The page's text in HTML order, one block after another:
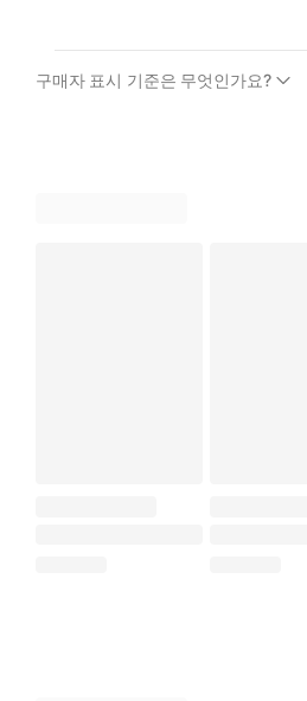
구매자 표시 기준은 무엇인가요?